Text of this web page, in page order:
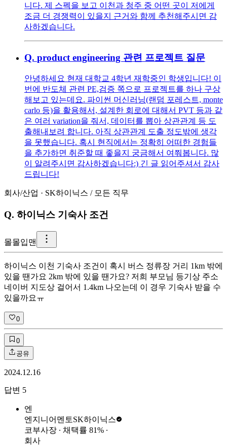
니다. 제 스펙을 보고 이천과 청주 중 어떤 곳이 저에게
조금 더 경쟁력이 있을지 근거와 함께 추천해주시면 감
사하겠습니다.
Q. product engineering 관련 프로젝트 질문
안녕하세요 현재 대학교 4학년 재학중인 학생입니다! 이
번에 반도체 관련 PE,검증 쪽으로 프로젝트를 하나 구상
해보고 있는데요. 파이썬 머신러닝(랜덤 포레스트, monte
carlo 등)을 활용해서, 설계한 회로에 대해서 PVT 등과 같
은 여러 variation을 줘서, 데이터를 뽑아 상관관계 등 도
출해내보려 합니다. 아직 상관관계 도출 정도밖에 생각
을 못했습니다. 혹시 현직에서는 정확히 어떠한 경험들
을 추가하면 취준할 때 좋을지 궁금해서 여쭤봅니다. 많
이 알려주시면 감사하겠습니다:) 긴 글 읽어주셔서 감사
드립니다!
회사/산업 · SK하이닉스 / 모든 직무
Q. 하이닉스 기숙사 조건
몰몰입맨
하이닉스 이천 기숙사 조건이 혹시 버스 정류장 거리 1km 밖에
있을 땐가요 2km 밖에 있을 땐가요? 저희 부모님 등기상 주소
네이버 지도상 걸어서 1.4km 나오는데 이 경우 기숙사 받을 수
있을까요ㅠ
0
0
공유
2024.12.16
답변 5
엔
엔지니어멘토SK하이닉스
코부사장 ∙ 채택률 81% ∙
회사